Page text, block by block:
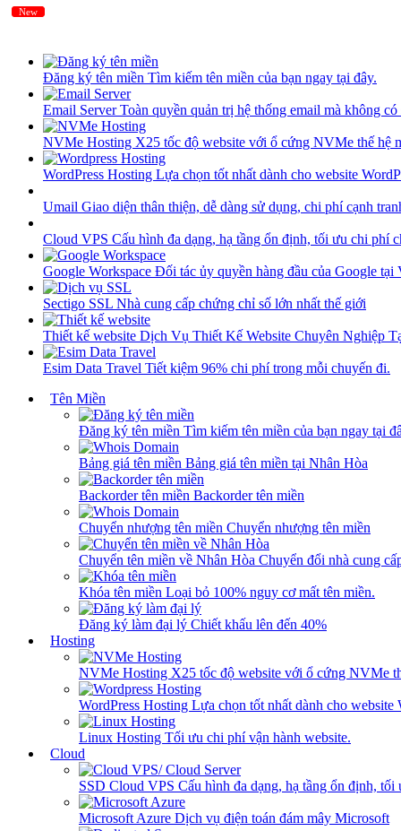
Đăng ký tên miền Tìm kiếm tên miền của bạn ngay tại đây.
Email ServerToàn quyền quản trị hệ thống email mà không
NVMe Hosting X25 tốc độ website với ổ cứng NVMe thế hệ
WordPress Hosting Lựa chọn tốt nhất dành cho website
Umail Giao diện thân thiện, dễ dàng sử dụng, chi phí cạnh
Cloud VPS Cấu hình đa dạng, hạ tầng ổn định, tối ưu chi phí
Google Workspace Đối tác ủy quyền hàng đầu của Google tại
Sectigo SSL Nhà cung cấp chứng chỉ số lớn nhất thế giới
Thiết kế website Dịch Vụ Thiết Kế Website Chuyên Nghiệp
Esim Data Travel Tiết kiệm 96% chi phí trong mỗi chuyến đi.
Tên Miền
Đăng ký tên miền Tìm kiếm tên miền của bạn ngay tại
Bảng giá tên miền Bảng giá tên miền tại Nhân Hòa
Backorder tên miền Backorder tên miền
Chuyển nhượng tên miền Chuyển nhượng tên miền
Chuyển tên miền về Nhân Hòa Chuyển đổi nhà cung
Khóa tên miền Loại bỏ 100% nguy cơ mất tên miền.
Đăng ký làm đại lý Chiết khấu lên đến 40%
Hosting
NVMe Hosting X25 tốc độ website với ổ cứng NVMe
WordPress Hosting Lựa chọn tốt nhất dành cho website
Linux Hosting Tối ưu chi phí vận hành website.
New
Cloud
SSD Cloud VPS Cấu hình đa dạng, hạ tầng ổn định,
Microsoft Azure Dịch vụ điện toán đám mây Microsoft
New